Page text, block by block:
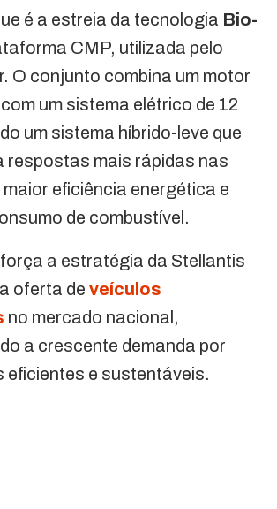
é a estreia da tecnologia Bio-
CMP, utilizada pelo
O conjunto combina um motor
um sistema elétrico de 12
um sistema híbrido-leve que
respostas mais rápidas nas
eficiência energética e
de combustível.
a estratégia da Stellantis
oferta de veículos
no mercado nacional,
a crescente demanda por
eficientes e sustentáveis.